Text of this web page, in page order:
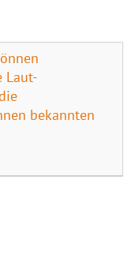
Laut-
bekannten